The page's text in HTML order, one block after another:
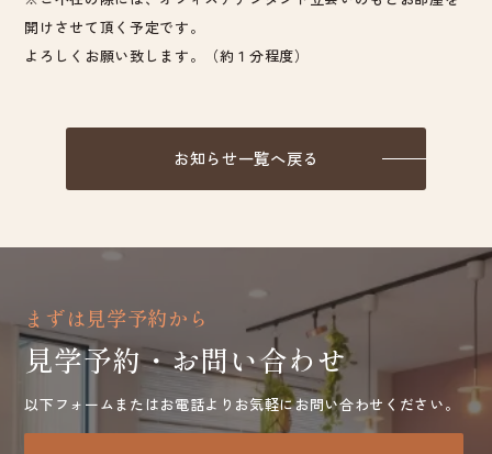
開けさせて頂く予定です。
よろしくお願い致します。（約１分程度）
お知らせ一覧へ戻る
まずは見学予約から
見学予約・お問い合わせ
以下フォームまたはお電話よりお気軽にお問い合わせください。